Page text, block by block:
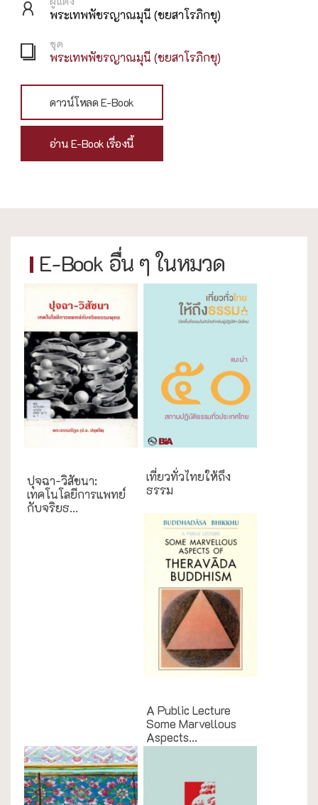
พระเทพพัชรญาณมุนี (ชยสาโรภิกขุ)
ชุด
พระเทพพัชรญาณมุนี (ชยสาโรภิกขุ)
ดาวน์โหลด E-Book
อ่าน E-Book เรื่องนี้
E-Book อื่น ๆ ในหมวด
ปุจฉา-วิสัชนา:
เทคโนโลยีการแพทย์
กับจริยธ...
เที่ยวทั่วไทยให้ถึง
ธรรม
A Public Lecture
Some Marvellous
Aspects...